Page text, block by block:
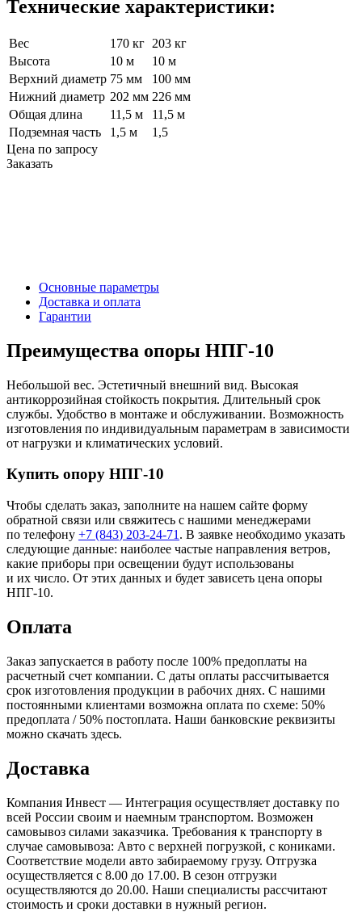
Технические характеристики:
Вес 170 кг 203 кг
Высота
10 м
10 м
Верхний диаметр 75 мм
100 мм
Нижний диаметр 202 мм 226 мм
Общая длина
11,5 м
11,5 м
Подземная часть
1,5 м
1,5
Цена по запросу
Заказать
Основные параметры
Доставка и оплата
Гарантии
Преимущества опоры НПГ-10
Небольшой вес. Эстетичный внешний вид. Высокая
антикоррозийная стойкость покрытия. Длительный срок
службы. Удобство в монтаже и обслуживании. Возможность
изготовления по индивидуальным параметрам в зависимости
от нагрузки и климатических условий.
Купить опору НПГ-10
Чтобы сделать заказ, заполните на нашем сайте форму
обратной связи или свяжитесь с нашими менеджерами
по телефону +7 (843) 203-24-71 . В заявке необходимо указать
следующие данные: наиболее частые направления ветров,
какие приборы при освещении будут использованы
и их число. От этих данных и будет зависеть цена опоры
НПГ-10.
Оплата
Заказ запускается в работу после 100% предоплаты на
расчетный счет компании. С даты оплаты рассчитывается
срок изготовления продукции в рабочих днях. С нашими
постоянными клиентами возможна оплата по схеме: 50%
предоплата / 50% постоплата. Наши банковские реквизиты
можно скачать здесь.
Доставка
Компания Инвест — Интеграция осуществляет доставку по
всей России своим и наемным транспортом. Возможен
самовывоз силами заказчика. Требования к транспорту в
случае самовывоза: Авто с верхней погрузкой, с кониками.
Соответствие модели авто забираемому грузу. Отгрузка
осуществляется с 8.00 до 17.00. В сезон отгрузки
осуществляются до 20.00. Наши специалисты рассчитают
стоимость и сроки доставки в нужный регион.